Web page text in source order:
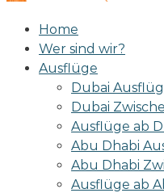
Home
Wer sind wir?
Ausflüge
Dubai
Dubai
Ausflüge ab
Abu Dhabi
Abu Dhabi
Ausflüge ab